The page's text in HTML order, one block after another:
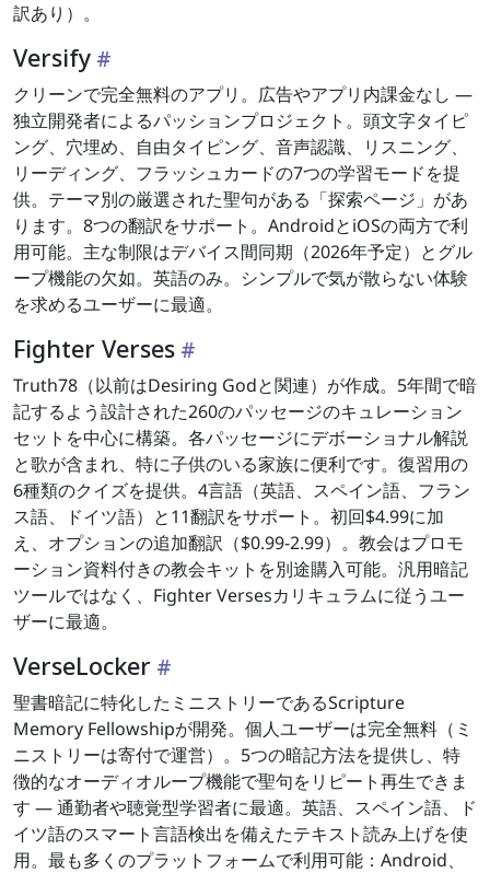
訳あり）。
Versify
クリーンで完全無料のアプリ。広告やアプリ内課金なし —
独立開発者によるパッションプロジェクト。頭文字タイピ
ング、穴埋め、自由タイピング、音声認識、リスニング、
リーディング、フラッシュカードの7つの学習モードを提
供。テーマ別の厳選された聖句がある「探索ページ」があ
ります。8つの翻訳をサポート。AndroidとiOSの両方で利
用可能。主な制限はデバイス間同期（2026年予定）とグル
ープ機能の欠如。英語のみ。シンプルで気が散らない体験
を求めるユーザーに最適。
Fighter Verses
Truth78（以前はDesiring Godと関連）が作成。5年間で暗
記するよう設計された260のパッセージのキュレーション
セットを中心に構築。各パッセージにデボーショナル解説
と歌が含まれ、特に子供のいる家族に便利です。復習用の
6種類のクイズを提供。4言語（英語、スペイン語、フラン
ス語、ドイツ語）と11翻訳をサポート。初回$4.99に加
え、オプションの追加翻訳（$0.99-2.99）。教会はプロモ
ーション資料付きの教会キットを別途購入可能。汎用暗記
ツールではなく、Fighter Versesカリキュラムに従うユー
ザーに最適。
VerseLocker
聖書暗記に特化したミニストリーであるScripture
Memory Fellowshipが開発。個人ユーザーは完全無料（ミ
ニストリーは寄付で運営）。5つの暗記方法を提供し、特
徴的なオーディオループ機能で聖句をリピート再生できま
す — 通勤者や聴覚型学習者に最適。英語、スペイン語、ド
イツ語のスマート言語検出を備えたテキスト読み上げを使
用。最も多くのプラットフォームで利用可能：Android、